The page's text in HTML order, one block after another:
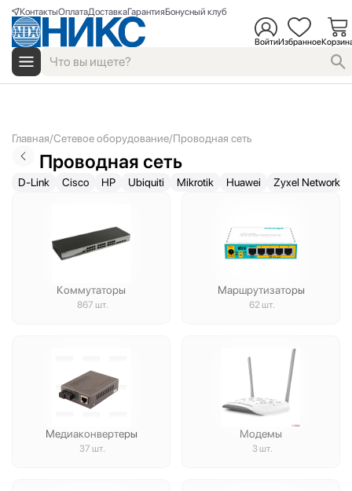
КонтактыОплатаДоставкаГарантияБонусный клуб
ВойтиИзбранное
Главная Сетевое оборудование Проводная сеть
Проводная сеть
D-Link Cisco HP Ubiquiti Mikrotik Huawei Zyxel Networks
Коммутаторы
867 шт.
Маршрутизаторы
62 шт.
Медиаконвертеры
37 шт.
Модемы
3 шт.